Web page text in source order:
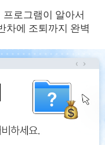
로그램이 알아서
차에 조퇴까지 완벽